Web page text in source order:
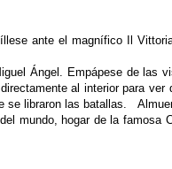
ante el magnífico Il
Ángel. Empápese de las
al interior para ver
se libraron las batallas.
mundo, hogar dela famosa